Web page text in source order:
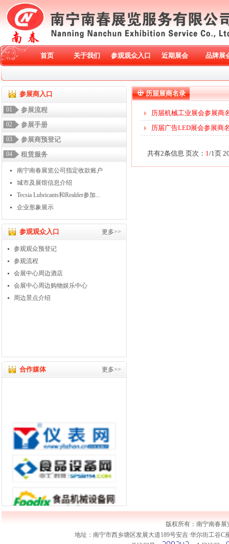
首页 关于我们 参观观众入口 近期展会 品牌展
参展商入口
01 参展流程
02 参展手册
03 参展商预登记
04 租赁服务
南宁南春展览公司指定收款账户
城市及展馆信息介绍
Tecsia Lubricants和Realder参加...
企业形象展示
参观观众入口 更多>>
参观观众预登记
参观流程
会展中心周边酒店
会展中心周边购物娱乐中心
周边景点介绍
合作媒体 更多>>
历届展商名录
历届机械工业展会参展商
历届广告LED展会参展商
共有2条信息 页次： 1/1页
版权所有：南宁南春
地址：南宁市西乡塘区发展大道189号安吉·华尔街工谷C